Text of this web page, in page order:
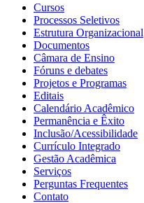
Cursos
Processos Seletivos
Estrutura Organizacional
Documentos
Câmara de Ensino
Fóruns e debates
Projetos e Programas
Editais
Calendário Acadêmico
Permanência e Êxito
Inclusão/Acessibilidade
Currículo Integrado
Gestão Acadêmica
Serviços
Perguntas Frequentes
Contato